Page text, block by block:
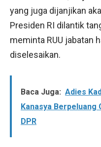
yang juga dijanjikan
Presiden RI dilantik
meminta RUU jabatan
diselesaikan.
Baca Juga: Adies
Kanasya Berpeluang
DPR